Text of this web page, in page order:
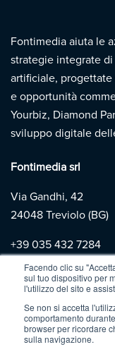
Facendo clic su
sul tuo dispositivo per
l'utilizzo del sito e
Se non si accetta
comportamento
browser per ricordare
sulla navigazione.
Fontimedia aiuta le
strategie integrate
artificiale, progettate
e opportunità
Yourbiz, Diamond
sviluppo digitale
Fontimedia srl
Via Gandhi, 42
24048 Treviolo (BG)
+39 035 432 7284
Copyright 2026 |
Policy|Cookie Policy